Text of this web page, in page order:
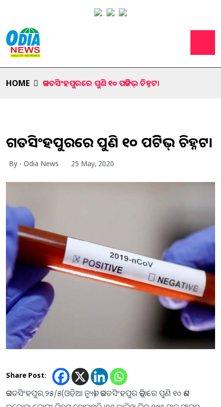
HOME ଜଗତସିଂହପୁରରେ ପୁଣି ୧୦ ପଜିଟିଭ୍ ଚିହ୍ନଟ।
ଜଗତସିଂହପୁରରେ ପୁଣି ୧୦ ପଜିଟିଭ୍ ଚିହ୍ନଟ।
By - Odia News 25 May, 2020
Share Post:
ଜଗତସିଂହପୁର,୨୫/୫(ଓଡ଼ିଆ ନ୍ୟୁଜ): ଜଗତସିଂହପୁର ଜିଲ୍ଲାରେ ପୁଣି ୧୦ ଜଣ